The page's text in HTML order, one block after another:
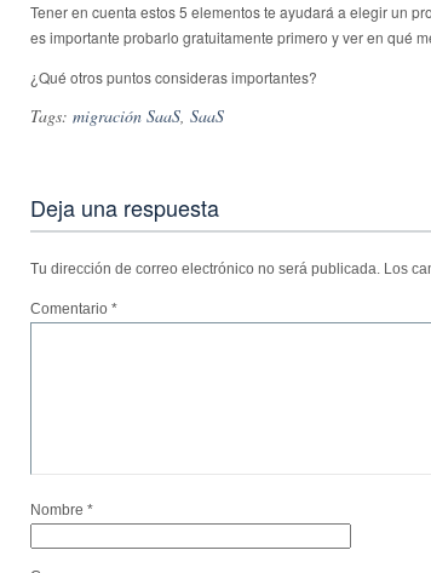
Tener en cuenta estos 5 elementos te ayudará a elegir un
es importante probarlo gratuitamente primero y ver en qué
¿Qué otros puntos consideras importantes?
Tags: migración SaaS, SaaS
Deja una respuesta
Tu dirección de correo electrónico no será publicada. Los
Comentario *
Nombre *